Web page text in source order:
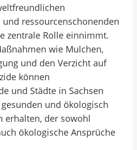
ressourcenschonenden
zentrale Rolle einnimmt.
wie Mulchen,
und den Verzicht auf
können
und Städte in Sachsen
und ökologisch
erhalten, der sowohl
ökologische Ansprüche